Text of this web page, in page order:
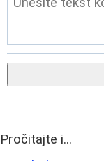
Pročitajte i...